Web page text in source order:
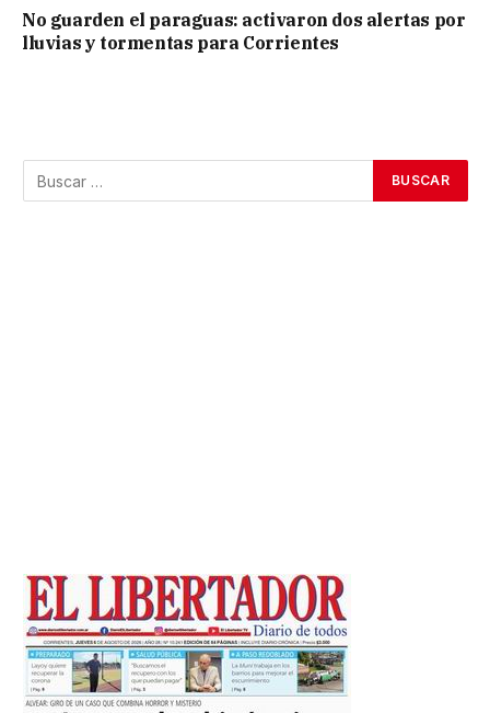
No guarden el paraguas: activaron dos alertas por
lluvias y tormentas para Corrientes